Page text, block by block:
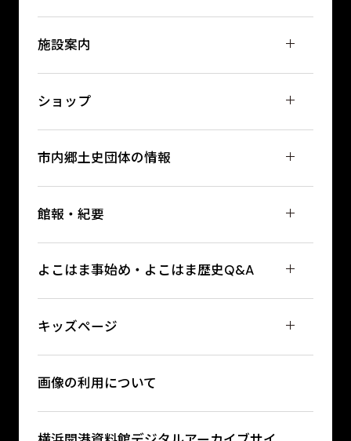
施設案内
ショップ
市内郷土史団体の情報
館報・紀要
よこはま事始め・よこはま歴史Q&A
キッズページ
画像の利用について